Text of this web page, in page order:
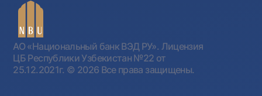
АО «Национальный банк ВЭД РУ». Лицензия
ЦБ Республики Узбекистан №22 от
25.12.2021г. © 2026 Все права защищены.